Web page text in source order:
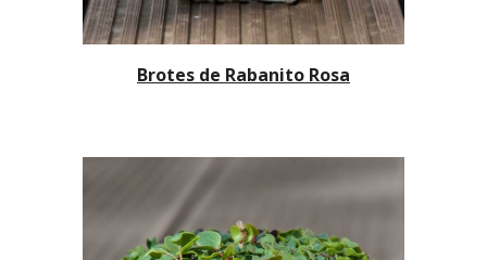
Brotes de Rabanito Rosa